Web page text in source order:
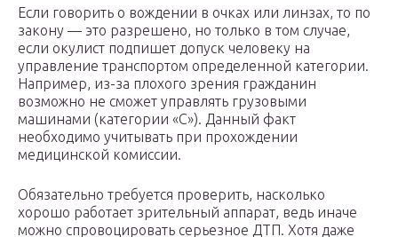
Если говорить о вождении в очках или линзах, то по
закону — это разрешено, но только в том случае,
если окулист подпишет допуск человеку на
управление транспортом определенной категории.
Например, из-за плохого зрения гражданин
возможно не сможет управлять грузовыми
машинами (категории «С»). Данный факт
необходимо учитывать при прохождении
медицинской комиссии.
Обязательно требуется проверить, насколько
хорошо работает зрительный аппарат, ведь иначе
можно спровоцировать серьезное ДТП. Хотя даже